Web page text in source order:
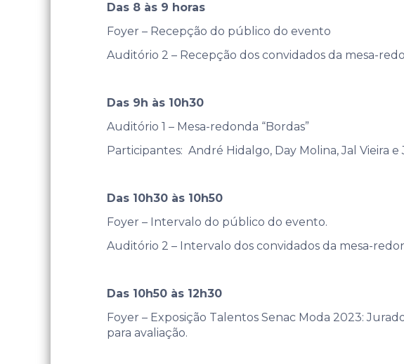
Das 8 às 9 horas
Foyer – Recepção do público do evento
Auditório 2 – Recepção dos convidados da mesa-
Das 9h às 10h30
Auditório 1 – Mesa-redonda “Bordas”
Participantes: André Hidalgo, Day Molina, Jal Vieira
Das 10h30 às 10h50
Foyer – Intervalo do público do evento.
Auditório 2 – Intervalo dos convidados da mesa-
Das 10h50 às 12h30
Foyer – Exposição Talentos Senac Moda 2023:
para avaliação.